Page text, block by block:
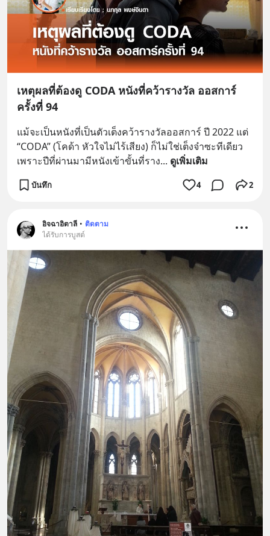
เหตุผลที่ต้องดู CODA หนังที่คว้ารางวัล ออสการ์
ครั้งที่ 94
แม้จะเป็นหนังที่เป็นตัวเต็งคว้ารางวัลออสการ์ ปี 2022 แต่
“CODA” (โคด้า หัวใจไม่ไร้เสียง) ก็ไม่ใช่เต็งจ๋าซะทีเดียว
เพราะปีที่ผ่านมามีหนังเข้าขั้นที่ราง... ดูเพิ่มเติม
บันทึก 4 2
อิจฉาอิตาลี • ติดตาม
ได้รับการบูสต์